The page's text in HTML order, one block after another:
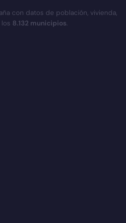
con datos de población, vivienda,
8.132 municipios.